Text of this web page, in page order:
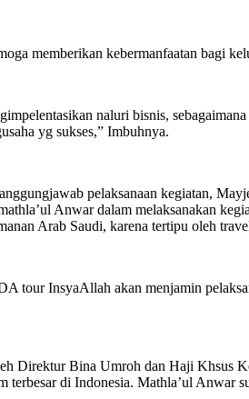
memberikan kebermanfaatan bagi
naluri bisnis,
yg sukses,” Imbuhnya.
pelaksanaan kegiatan,
Anwar dalam melaksanakan
Arab Saudi, karena tertipu oleh
tour InsyaAllah akan menjamin
Direktur Bina Umroh dan Haji Khsus
terbesar di Indonesia. Mathla’ul Anwar